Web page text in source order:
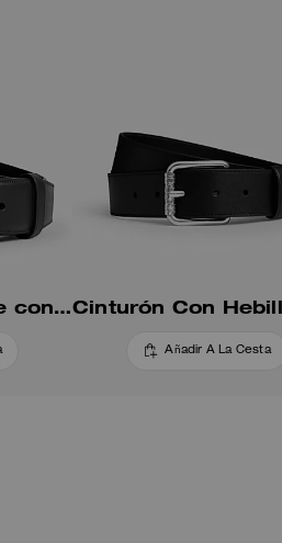
Cinturón Signature con Hebilla Harness, 35 mm
Añadir A La Cesta